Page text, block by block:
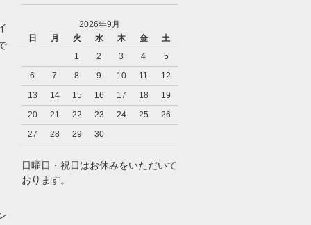
2026年9月
日
月 火 水 木 金
土
1
2 3 4
5
6
7 8 9 10 11
12
13
14 15 16 17 18
19
20
21 22 23 24 25
26
27
28 29 30
日曜日・祝日はお休みをいただいて
おります。